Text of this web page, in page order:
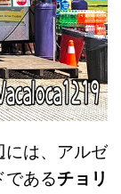
には、アルゼ
であるチョリ